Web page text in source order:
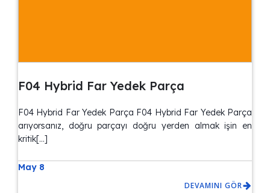
F04 Hybrid Far Yedek Parça
F04 Hybrid Far Yedek Parça F04 Hybrid Far Yedek Parça
arıyorsanız, doğru parçayı doğru yerden almak işin en
kritik[…]
May 8
DEVAMINI GÖR